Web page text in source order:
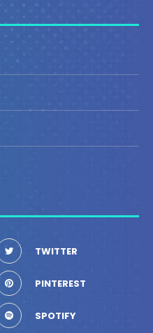
TWITTER
PINTEREST
SPOTIFY